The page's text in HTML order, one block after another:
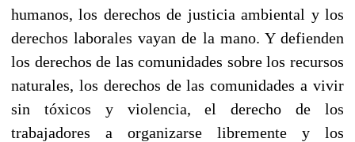
humanos, los derechos de justicia ambiental y los
derechos laborales vayan de la mano. Y defienden
los derechos de las comunidades sobre los recursos
naturales, los derechos de las comunidades a vivir
sin tóxicos y violencia, el derecho de los
trabajadores a organizarse libremente y los